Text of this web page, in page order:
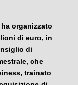
organizzato
di euro, in
di
che
trainato